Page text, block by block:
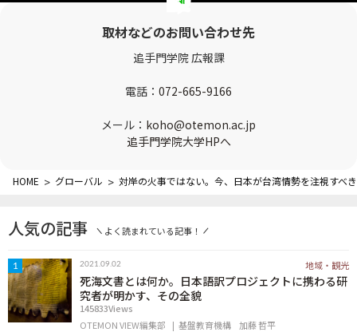
FOLLOW US
取材などのお問い合わせ先
追手門学院 広報課
電話： 072-665-9166
メール： koho@otemon.ac.jp
追手門学院大学HPへ
HOME > グローバル > 対岸の火事ではない。今、日本が台湾情勢を注視すべ
人気の記事 よく読まれている記事！
1 2021.09.02 地域・観光
死海文書とは何か。日本語訳プロジェクトに携わる研
究者が明かす、その全貌
145833Views
OTEMON VIEW編集部
基盤教育機構 加藤 哲平